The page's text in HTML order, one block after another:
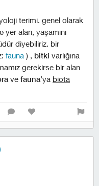
terimi. genel olarak
yer alan, yaşamını
diyebiliriz. bir
fauna ) , bitki varlığına
gerekirse bir alan
ve fauna’ya biota